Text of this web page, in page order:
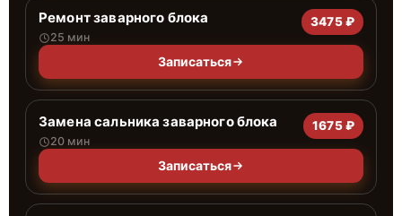
Ремонт заварного блока
25 мин
3475 ₽
Записаться
Замена сальника заварного блока
20 мин
1675 ₽
Записаться